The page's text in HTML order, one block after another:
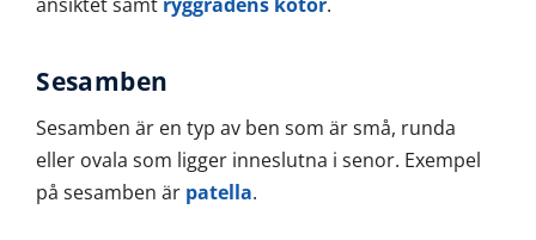
Sesamben
Sesamben är en typ av ben som är små, runda
eller ovala som ligger inneslutna i senor. Exempel
på sesamben är patella.